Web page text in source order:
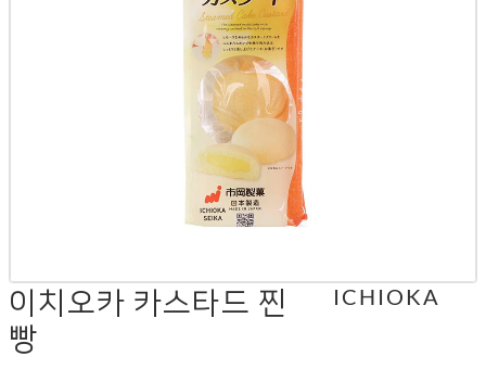
이치오카 카스타드 찐
빵
ICHIOKA